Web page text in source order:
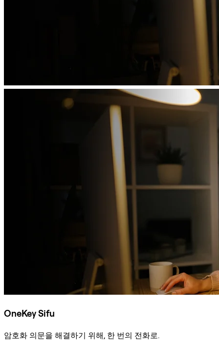
OneKey Sifu
암호화 의문을 해결하기 위해, 한 번의 전화로.